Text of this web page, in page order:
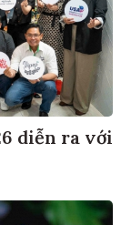
diễn ra với